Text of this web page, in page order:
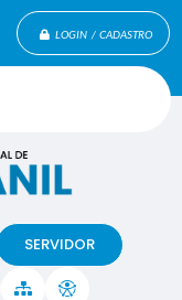
LOGIN / CADASTRO
SERVIDOR